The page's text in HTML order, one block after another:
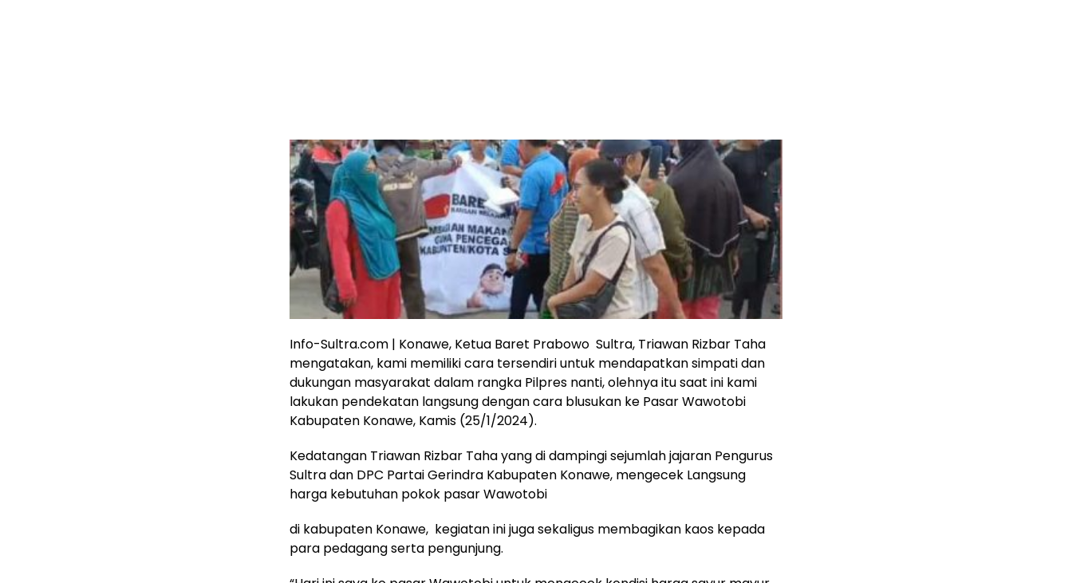
Info-Sultra.com | Konawe, Ketua Baret Prabowo Sultra, Triawan Rizbar Taha
mengatakan, kami memiliki cara tersendiri untuk mendapatkan simpati dan
dukungan masyarakat dalam rangka Pilpres nanti, olehnya itu saat ini kami
lakukan pendekatan langsung dengan cara blusukan ke Pasar Wawotobi
Kabupaten Konawe, Kamis (25/1/2024).
Kedatangan Triawan Rizbar Taha yang di dampingi sejumlah jajaran Pengurus
Sultra dan DPC Partai Gerindra Kabupaten Konawe, mengecek Langsung
harga kebutuhan pokok pasar Wawotobi
di kabupaten Konawe, kegiatan ini juga sekaligus membagikan kaos kepada
para pedagang serta pengunjung.